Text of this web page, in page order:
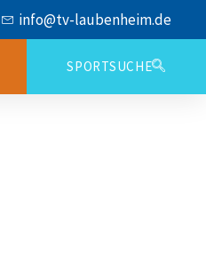
info@tv-laubenheim.de
SPORTSUCHE